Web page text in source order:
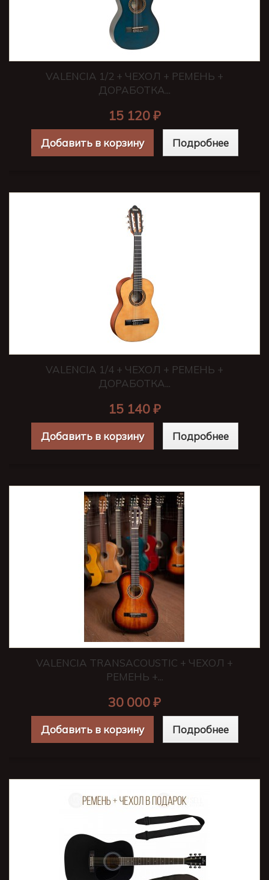
VALENCIA 1/2 + ЧЕХОЛ + РЕМЕНЬ +
ДОРАБОТКА...
15 120 ₽
Добавить в корзину Подробнее
VALENCIA 1/4 + ЧЕХОЛ + РЕМЕНЬ +
ДОРАБОТКА...
15 140 ₽
Добавить в корзину Подробнее
VALENCIA TRANSACOUSTIC + ЧЕХОЛ +
РЕМЕНЬ +...
30 000 ₽
Добавить в корзину Подробнее